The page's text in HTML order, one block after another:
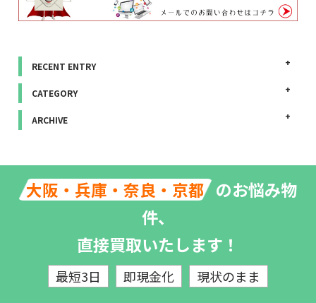
RECENT ENTRY
CATEGORY
ARCHIVE
大阪・兵庫・奈良・京都 のお悩み物
件、
直接買取いたします！
最短3日 即現金化 現状のまま